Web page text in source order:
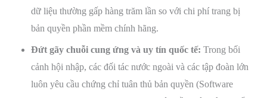
dữ liệu thường gấp hàng trăm lần so với chi phí trang bị
bản quyền phần mềm chính hãng.
Đứt gãy chuỗi cung ứng và uy tín quốc tế: Trong bối
cảnh hội nhập, các đối tác nước ngoài và các tập đoàn lớn
luôn yêu cầu chứng chỉ tuân thủ bản quyền (Software